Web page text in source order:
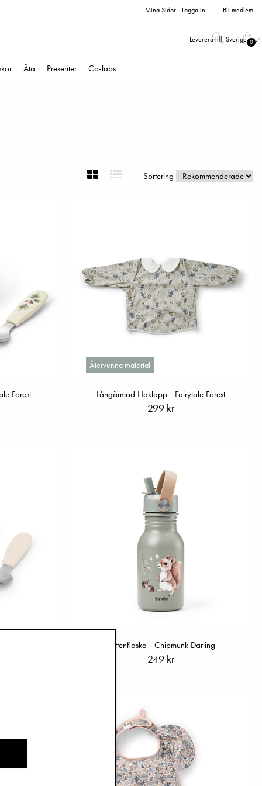
Mina Sidor - Logga in Bli medlem
Leverera till: Sverige 0
Äta Presenter Co-labs
Sortering
Forest
Återvunna material
Långärmad Haklapp - Fairytale Forest
299 kr
Vattenflaska - Chipmunk Darling
249 kr